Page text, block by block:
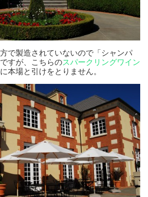
で製造されていないので「シャンパ
すが、こちらのスパークリングワイン
本場と引けをとりません。